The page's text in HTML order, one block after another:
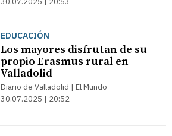
EDUCACIÓN
Los mayores disfrutan de su
propio Erasmus rural en
Valladolid
Diario de Valladolid | El Mundo
30.07.2025 | 20:52